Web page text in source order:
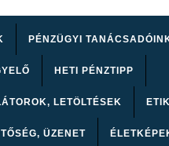
PÉNZÜGYI
HETI PÉNZTIPP
LETÖLTÉSEK
ÜZENET